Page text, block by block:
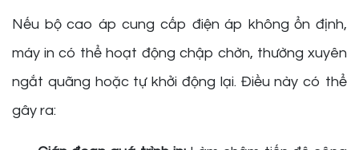
Nếu bộ cao áp cung cấp điện áp không ổn định,
máy in có thể hoạt động chập chờn, thường xuyên
ngắt quãng hoặc tự khởi động lại. Điều này có thể
gây ra: